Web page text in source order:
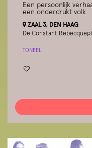
Een persoonlijk
een onderdrukt volk
ZAAL 3, DEN HAAG
De Constant
TONEEL